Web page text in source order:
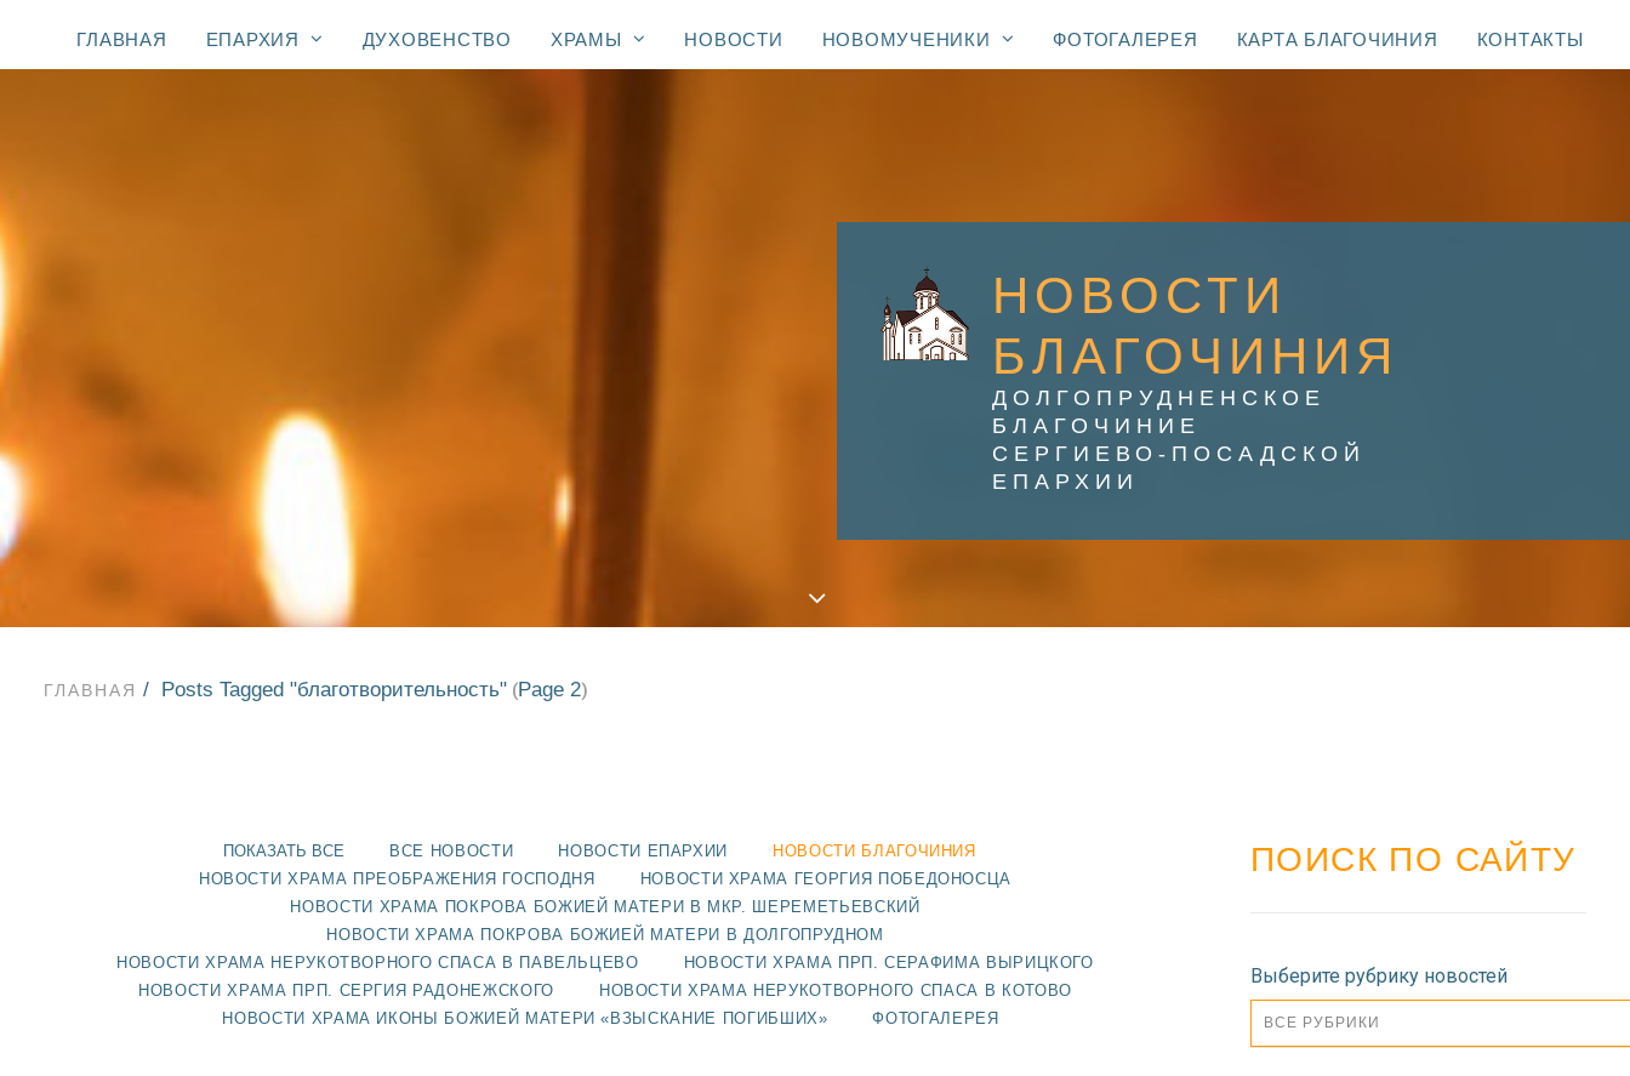
ГЛАВНАЯ ЕПАРХИЯ ДУХОВЕНСТВО ХРАМЫ НОВОСТИ НОВОМУЧЕНИКИ ФОТОГАЛЕРЕЯ КАРТА БЛАГОЧИНИЯ КОНТАКТЫ
НОВОСТИ
БЛАГОЧИНИЯ
ДОЛГОПРУДНЕНСКОЕ
БЛАГОЧИНИЕ
СЕРГИЕВО-ПОСАДСКОЙ
ЕПАРХИИ
ГЛАВНАЯ Posts Tagged "благотворительность" (Page 2)
ПОКАЗАТЬ ВСЕ ВСЕ НОВОСТИ НОВОСТИ ЕПАРХИИ
НОВОСТИ БЛАГОЧИНИЯ
НОВОСТИ ХРАМА ПРЕОБРАЖЕНИЯ ГОСПОДНЯ
НОВОСТИ ХРАМА ГЕОРГИЯ ПОБЕДОНОСЦА
НОВОСТИ ХРАМА ПОКРОВА БОЖИЕЙ МАТЕРИ В МКР. ШЕРЕМЕТЬЕВСКИЙ
НОВОСТИ ХРАМА ПОКРОВА БОЖИЕЙ МАТЕРИ В ДОЛГОПРУДНОМ
НОВОСТИ ХРАМА НЕРУКОТВОРНОГО СПАСА В ПАВЕЛЬЦЕВО
НОВОСТИ ХРАМА ПРП. СЕРАФИМА ВЫРИЦКОГО
НОВОСТИ ХРАМА ПРП. СЕРГИЯ РАДОНЕЖСКОГО
НОВОСТИ ХРАМА НЕРУКОТВОРНОГО СПАСА В КОТОВО
НОВОСТИ ХРАМА ИКОНЫ БОЖИЕЙ МАТЕРИ «ВЗЫСКАНИЕ ПОГИБШИХ»
ФОТОГАЛЕРЕЯ
ПОИСК ПО САЙТУ
Выберите рубрику новостей
ВСЕ РУБРИКИ